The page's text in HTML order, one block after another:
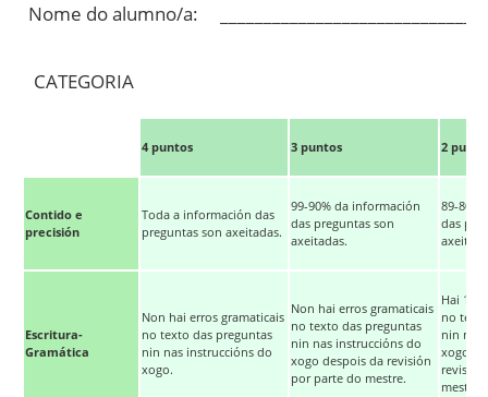
Nome do alumno/a:
CATEGORIA
4 puntos 3 puntos 2
Contido e
precisión
Toda a información das
preguntas son axeitadas.
99-90% da información
das preguntas son
axeitadas.
89-80%
das
Escritura-
Gramática
Non hai erros gramaticais
no texto das preguntas
nin nas instruccións do
xogo.
Non hai erros gramaticais
no texto das preguntas
nin nas instruccións do
xogo despois da revisión
por parte do mestre.
Hai 1-2
no
nin nas
xogo
mestre.